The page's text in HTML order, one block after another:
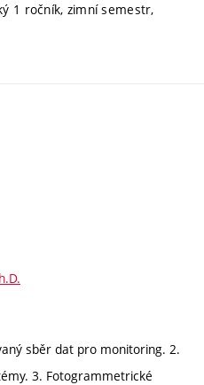
1 ročník, zimní semestr,
sběr dat pro monitoring. 2.
3. Fotogrammetrické